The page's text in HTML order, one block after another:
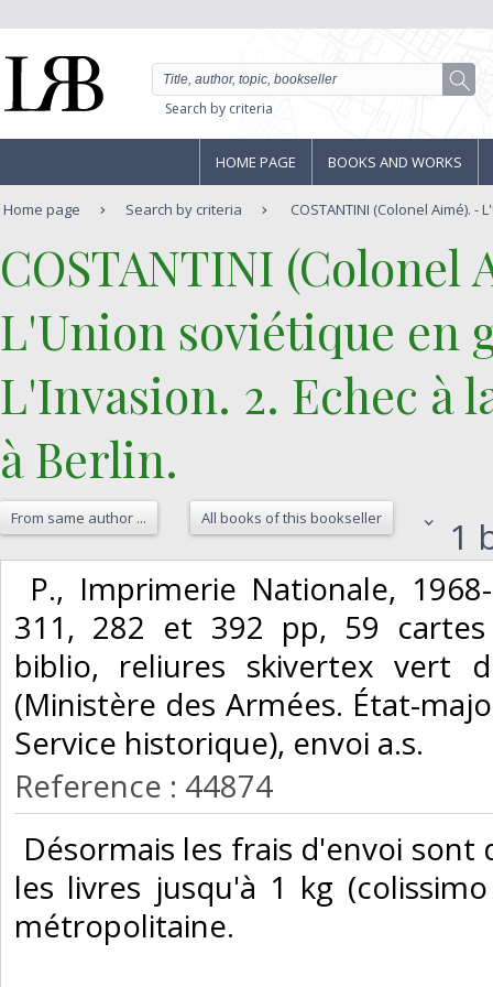
Search by criteria
HOME PAGE BOOKS AND WORKS
Home page Search by criteria COSTANTINI (Colonel Aimé). -
‎COSTANTINI (Colonel
‎L'Union soviétique en
L'Invasion. 2. Echec à
à Berlin.‎
From same author ... All books of this bookseller 1
P., Imprimerie Nationale,
311, 282 et 392 pp, 59
biblio, reliures skivertex vert
(Ministère des Armées. État-
Service historique), envoi a.s.‎
Reference : 44874
Désormais les frais d'envoi
les livres jusqu'à 1 kg
métropolitaine.‎